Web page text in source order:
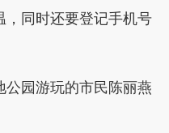
同时还要登记手机号
园游玩的市民陈丽燕